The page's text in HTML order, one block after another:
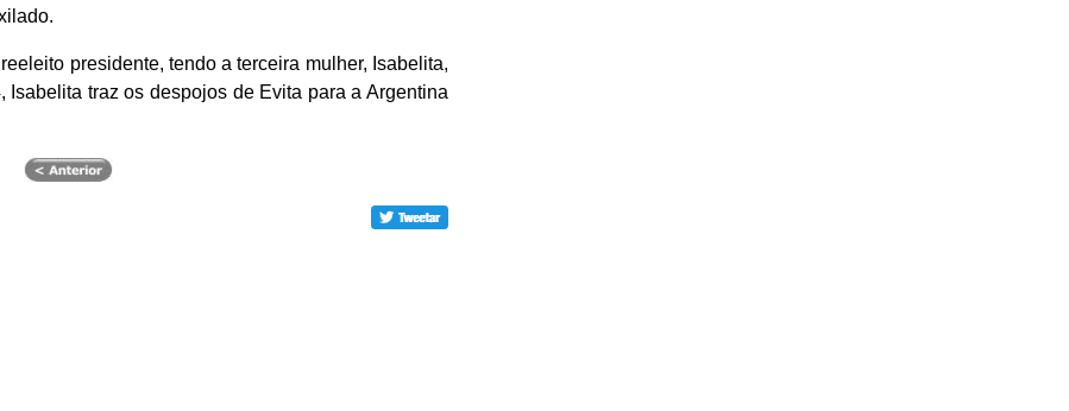
presidente, tendo a terceira mulher, Isabelita,
Isabelita traz os despojos de Evita para a Argentina